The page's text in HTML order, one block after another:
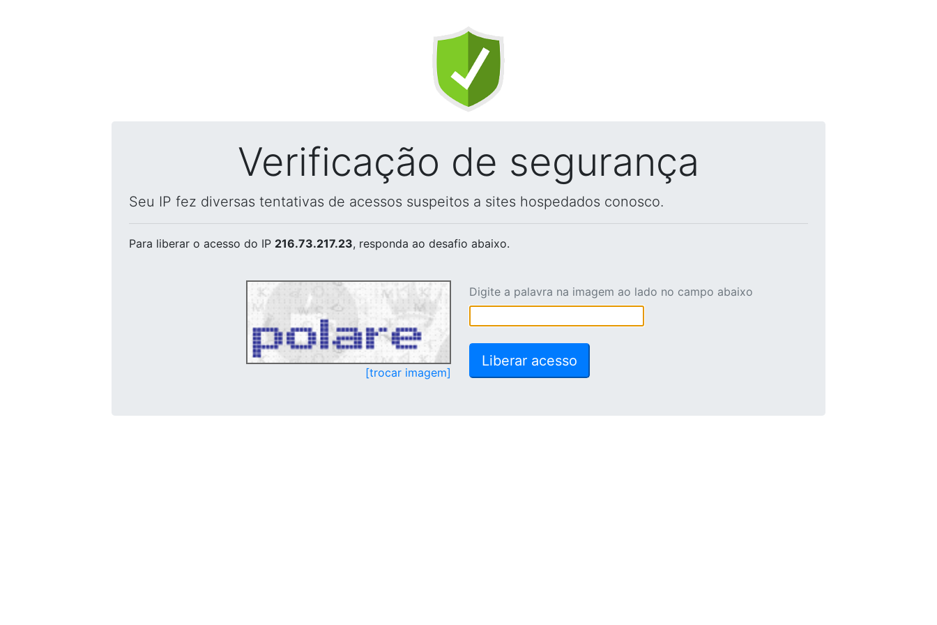
Verificação de segurança
Seu IP fez diversas tentativas de acessos suspeitos a sites hospedados conosco.
Para liberar o acesso do IP 216.73.217.23, responda ao desafio abaixo.
[trocar imagem]
Digite a palavra na imagem ao lado no campo abaixo